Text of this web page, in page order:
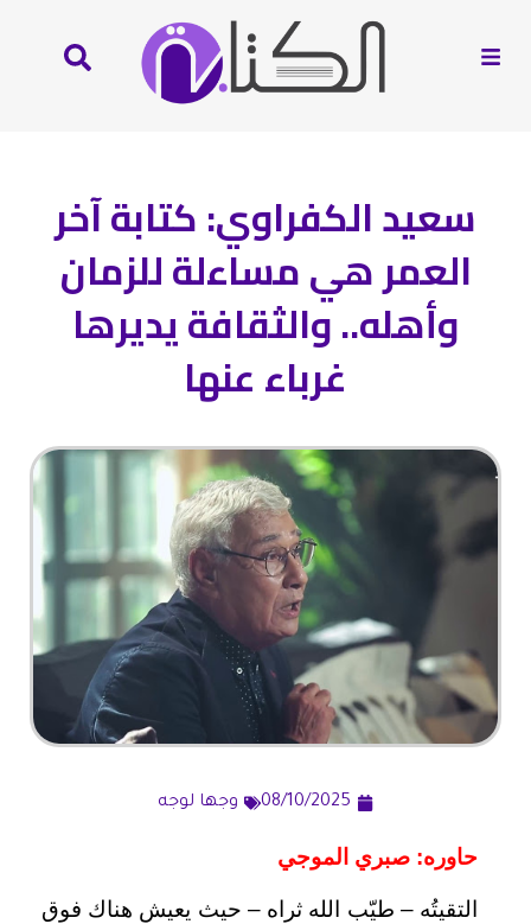
سعيد الكفراوي: كتابة آخر
العمر هي مساءلة للزمان
وأهله.. والثقافة يديرها
غرباء عنها
08/10/2025 وجها لوجه
حاوره: صبري الموجي
التقيتُه – طيّب الله ثراه – حيث يعيش هناك فوق